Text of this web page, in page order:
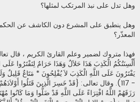
وهل تدل على نبذ المرتكب لمثلها؟
وهل ينطبق على المشرع دون الكاشف عن
المعذّر؟
فهذا متروك لضمير وعلم القارئ الكريم ، قال
أَلْسِنَتُكُمُ الْكَذِبَ هَذَا حَلاَلٌ وَهَذَا حَرَامٌ لِتَفْتَرُوا عَلَى
- 117). وقال تعالى: {قَدْ خَسِرَ الَّذِينَ قَتَلُوا